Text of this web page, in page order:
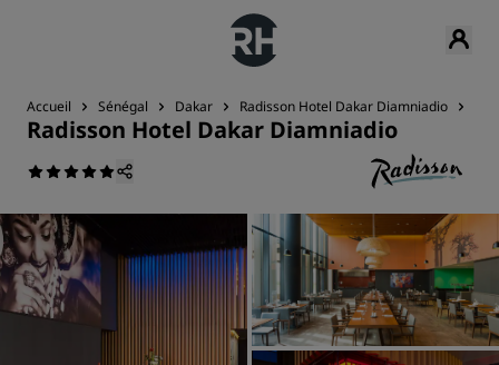
Accueil Sénégal Dakar Radisson Hotel Dakar Diamniadio
Radisson Hotel Dakar Diamniadio